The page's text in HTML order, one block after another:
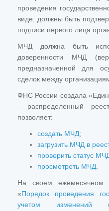
проведения
виде, должны быть
подписи первого лица
МЧД должна быть
доверенности МЧД
предназначенной для
сделок между
ФНС России создала
- распределенный
позволяет:
создать МЧД;
загрузить МЧД в
проверить статус
просмотреть МЧД
На своем ежемесячном
«Порядок проведения
учетом изменений